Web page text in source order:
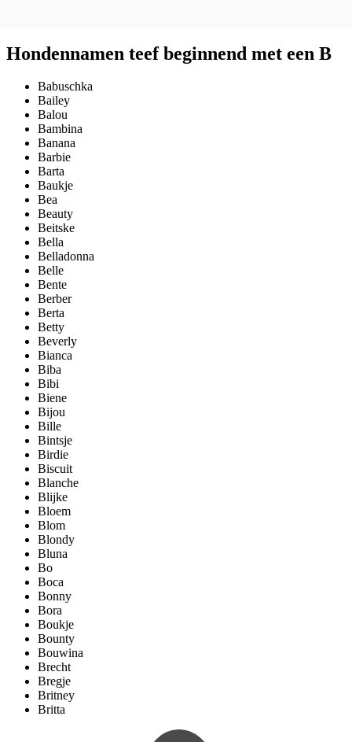
Hondennamen teef beginnend met een B
Babuschka
Bailey
Balou
Bambina
Banana
Barbie
Barta
Baukje
Bea
Beauty
Beitske
Bella
Belladonna
Belle
Bente
Berber
Berta
Betty
Beverly
Bianca
Biba
Bibi
Biene
Bijou
Bille
Bintsje
Birdie
Biscuit
Blanche
Blijke
Bloem
Blom
Blondy
Bluna
Bo
Boca
Bonny
Bora
Boukje
Bounty
Bouwina
Brecht
Bregje
Britney
Britta